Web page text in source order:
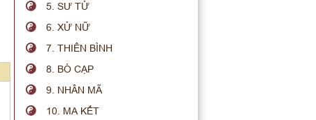
5. SƯ TỬ
6. XỬ NỮ
7. THIÊN BÌNH
8. BÒ CẠP
9. NHÂN MÃ
10. MA KẾT